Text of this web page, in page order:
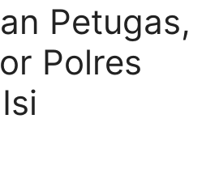
Petugas,
Polres